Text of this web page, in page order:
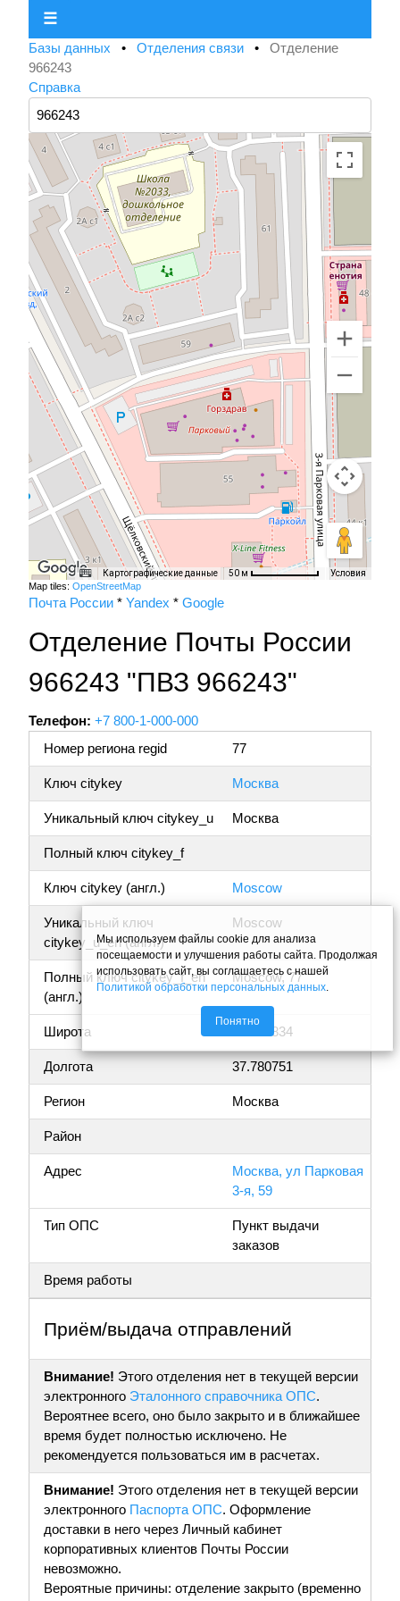
☰
Базы данных • Отделения связи • Отделение
966243
Справка
Картографические данные 50 м Условия
Map tiles: OpenStreetMap
Почта России * Yandex * Google
Отделение Почты России
966243 "ПВЗ 966243"
Телефон: +7 800-1-000-000
Номер региона regid
77
Ключ citykey Москва
Уникальный ключ citykey_u Москва
Полный ключ citykey_f
Ключ citykey (англ.) Moscow
Уникальный ключ
citykey_u_en (англ.)
Moscow
Полный ключ citykey_f_en
(англ.)
Moscow, 77
Широта 55.805834
Долгота 37.780751
Регион Москва
Район
Адрес
Москва, ул Парковая
3-я, 59
Тип ОПС
Пункт выдачи
заказов
Время работы
Приём/выдача отправлений
Внимание! Этого отделения нет в текущей версии
электронного Эталонного справочника ОПС.
Вероятнее всего, оно было закрыто и в ближайшее
время будет полностью исключено. Не
рекомендуется пользоваться им в расчетах.
Внимание! Этого отделения нет в текущей версии
электронного Паспорта ОПС. Оформление
доставки в него через Личный кабинет
корпоративных клиентов Почты России
невозможно.
Вероятные причины: отделение закрыто (временно
Мы используем файлы cookie для анализа
посещаемости и улучшения работы сайта. Продолжая
использовать сайт, вы соглашаетесь с нашей
Политикой обработки персональных данных
Понятно